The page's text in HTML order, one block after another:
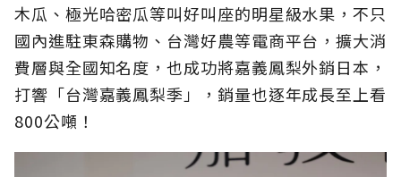
木瓜、極光哈密瓜等叫好叫座的明星級水果，不只
國內進駐東森購物、台灣好農等電商平台，擴大消
費層與全國知名度，也成功將嘉義鳳梨外銷日本，
打響「台灣嘉義鳳梨季」，銷量也逐年成長至上看
800公噸！